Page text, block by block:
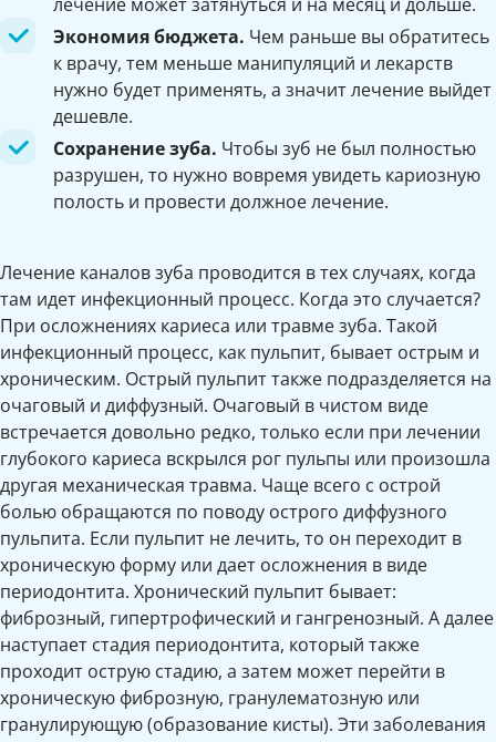
Экономия бюджета. Чем раньше вы обратитесь
к врачу, тем меньше манипуляций и лекарств
нужно будет применять, а значит лечение выйдет
дешевле.
Сохранение зуба. Чтобы зуб не был полностью
разрушен, то нужно вовремя увидеть кариозную
полость и провести должное лечение.
Лечение каналов зуба проводится в тех случаях, когда
там идет инфекционный процесс. Когда это случается?
При осложнениях кариеса или травме зуба. Такой
инфекционный процесс, как пульпит, бывает острым и
хроническим. Острый пульпит также подразделяется на
очаговый и диффузный. Очаговый в чистом виде
встречается довольно редко, только если при лечении
глубокого кариеса вскрылся рог пульпы или произошла
другая механическая травма. Чаще всего с острой
болью обращаются по поводу острого диффузного
пульпита. Если пульпит не лечить, то он переходит в
хроническую форму или дает осложнения в виде
периодонтита. Хронический пульпит бывает:
фиброзный, гипертрофический и гангренозный. А далее
наступает стадия периодонтита, который также
проходит острую стадию, а затем может перейти в
хроническую фиброзную, гранулематозную или
гранулирующую (образование кисты). Эти заболевания